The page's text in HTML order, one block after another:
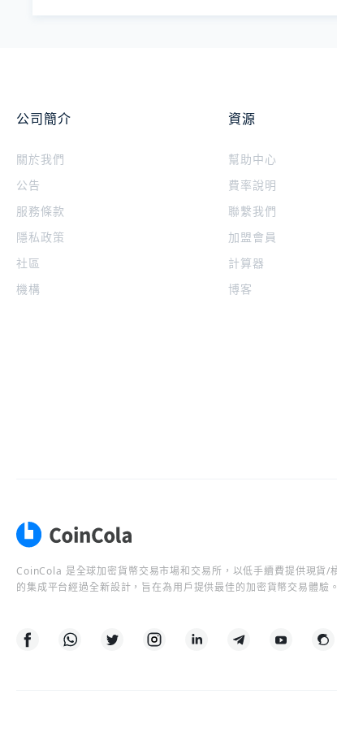
公司簡介
關於我們
公告
服務條款
隱私政策
社區
機構
資源
幫助中心
費率說明
聯繫我們
加盟會員
計算器
博客
CoinCola 是全球加密貨幣交易市場和交易所，以低手續費提供現貨/
的集成平台經過全新設計，旨在為用戶提供最佳的加密貨幣交易體驗。